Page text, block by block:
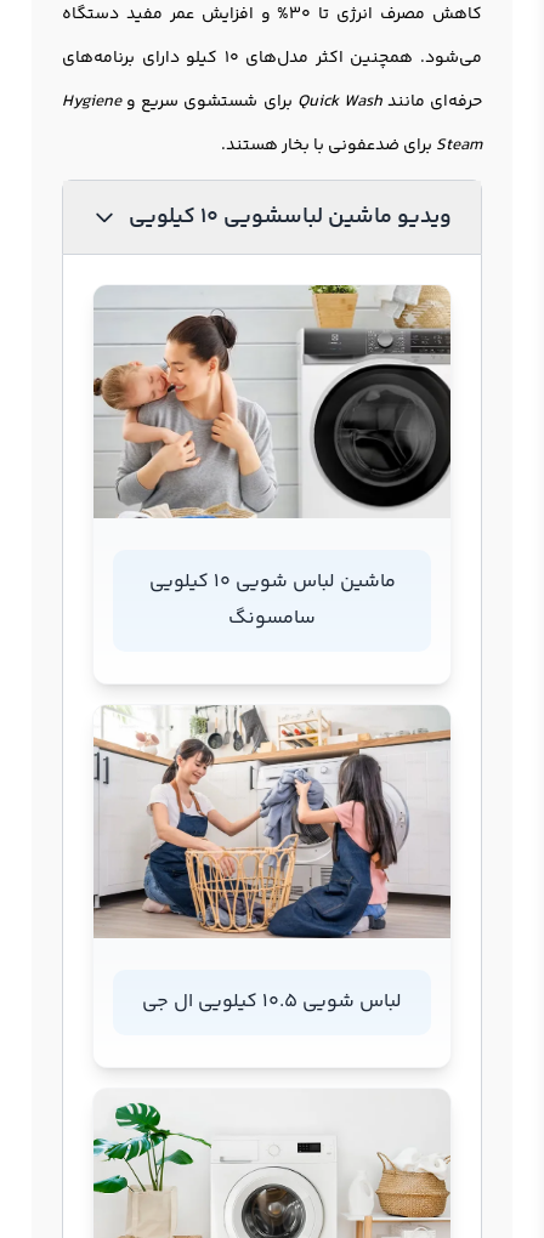
کاهش مصرف انرژی تا 30% و افزایش عمر مفید دستگاه
می‌شود. همچنین اکثر مدل‌های 10 کیلو دارای برنامه‌های
حرفه‌ای مانندQuick Wash برای شستشوی سریع وHygiene
Steam برای ضدعفونی با بخار هستند.
ویدیو ماشین لباسشویی 10 کیلویی
ماشین لباس شویی 10 کیلویی
سامسونگ
لباس شویی 10.5 کیلویی ال جی